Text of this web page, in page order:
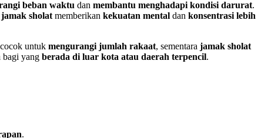
beban waktu dan membantu menghadapi kondisi darurat.
jamak sholat memberikan kekuatan mental dan konsentrasi lebih
untuk mengurangi jumlah rakaat, sementara jamak sholat
bagi yang berada di luar kota atau daerah terpencil.
.